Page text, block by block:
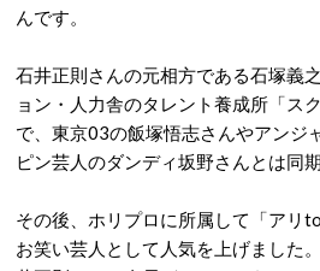
んです。
石井正則さんの元相方である石塚義
ョン・人力舎のタレント養成所「ス
で、東京03の飯塚悟志さんやアンジ
ピン芸人のダンディ坂野さんとは同期
その後、ホリプロに所属して「アリ
お笑い芸人として人気を上げました